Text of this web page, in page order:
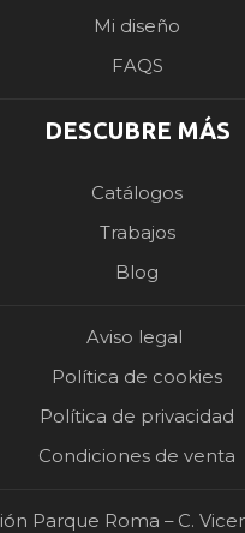
Mi diseño
FAQS
DESCUBRE MÁS
Catálogos
Trabajos
Blog
Aviso legal
Política de cookies
Política de privacidad
Condiciones de venta
Parque Roma – C.